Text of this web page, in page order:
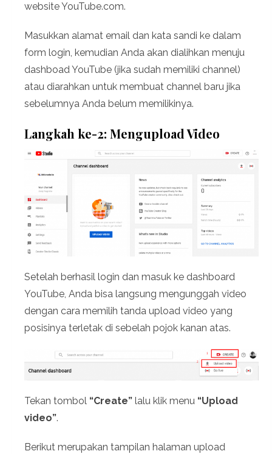
website YouTube.com.
Masukkan alamat email dan kata sandi ke dalam
form login, kemudian Anda akan dialihkan menuju
dashboad YouTube (jika sudah memiliki channel)
atau diarahkan untuk membuat channel baru jika
sebelumnya Anda belum memilikinya.
Langkah ke-2: Mengupload Video
Setelah berhasil login dan masuk ke dashboard
YouTube, Anda bisa langsung mengunggah video
dengan cara memilih tanda upload video yang
posisinya terletak di sebelah pojok kanan atas.
Tekan tombol “Create” lalu klik menu “Upload
video”.
Berikut merupakan tampilan halaman upload